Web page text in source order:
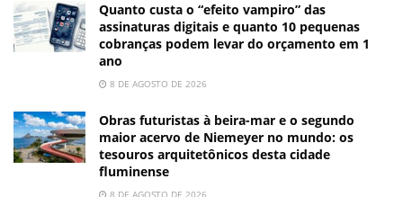
Quanto custa o “efeito vampiro” das
assinaturas digitais e quanto 10 pequenas
cobranças podem levar do orçamento em 1
ano
8 DE AGOSTO DE 2026
Obras futuristas à beira-mar e o segundo
maior acervo de Niemeyer no mundo: os
tesouros arquitetônicos desta cidade
fluminense